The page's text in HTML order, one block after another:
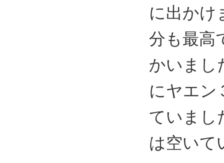
に出かけ
分も最高
かいまし
にヤエン
ていまし
は空いて